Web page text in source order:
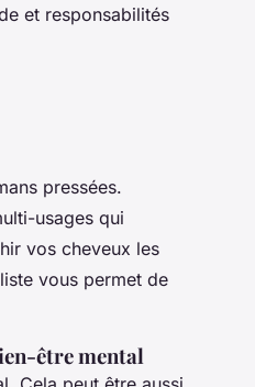
et responsabilités
pressées.
usages qui
vos cheveux les
vous permet de
être mental